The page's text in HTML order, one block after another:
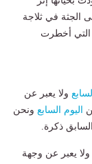
الجثة في ثلاجة
التي أخطرت
ولا يعبر عن
اليوم السابع ونحن
ذكرة.
ولا يعبر عن وجهة